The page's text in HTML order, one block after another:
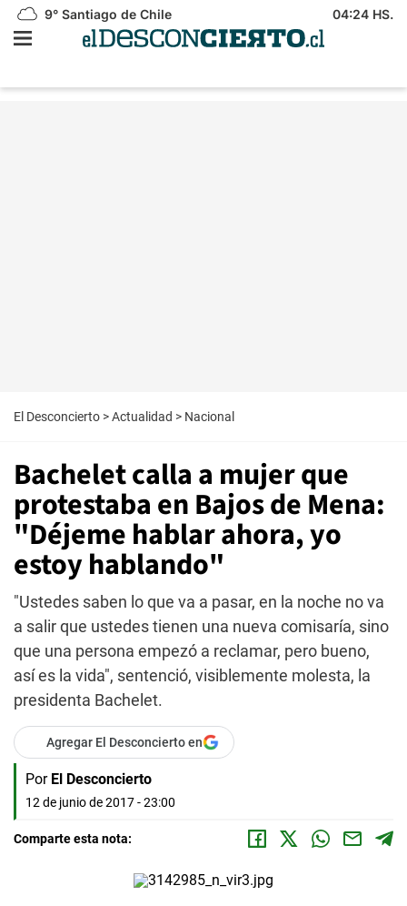
9° Santiago de Chile 04:24 HS.
El Desconcierto >Actualidad > Nacional
Bachelet calla a mujer que
protestaba en Bajos de Mena:
"Déjeme hablar ahora, yo
estoy hablando"
"Ustedes saben lo que va a pasar, en la noche no va
a salir que ustedes tienen una nueva comisaría, sino
que una persona empezó a reclamar, pero bueno,
así es la vida", sentenció, visiblemente molesta, la
presidenta Bachelet.
Agregar El Desconcierto en
Por El Desconcierto
12 de junio de 2017 - 23:00
Comparte esta nota: